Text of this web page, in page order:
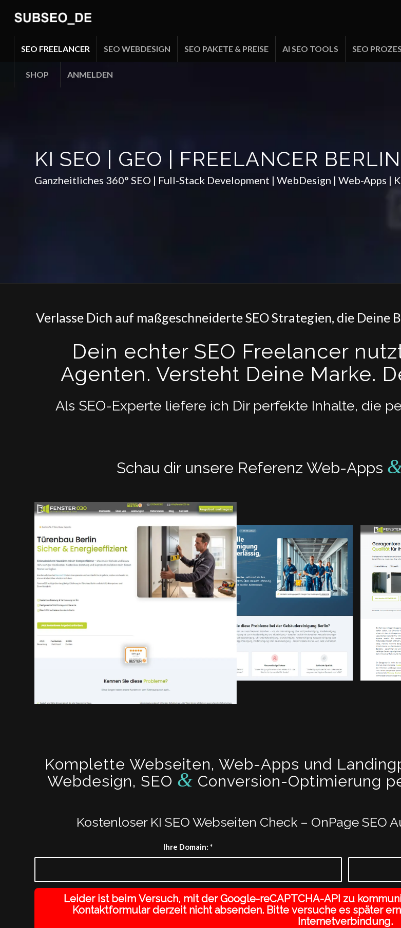
SEO FREELANCER SEO WEBDESIGN SEO PAKETE & PREISE AI SEO TOOLS SEO
SHOP ANMELDEN
KI SEO | GEO | FREELANCER
Ganzheitliches 360° SEO | Full-Stack Development | WebDesign | Web-Apps |
Verlasse Dich auf maßgeschneiderte SEO Strategien, die
Dein echter SEO Freelancer
Agenten. Versteht Deine Marke.
Als SEO-Experte liefere ich Dir perfekte Inhalte, die
Schau dir unsere Referenz Web-Apps
Komplette Webseiten, Web-Apps und
Webdesign, SEO & Conversion-Optimierung
Kostenloser KI SEO Webseiten Check – OnPage SEO
Ihre Domain:*
Leider ist beim Versuch, mit der Google-reCAPTCHA-API zu
Kontaktformular derzeit nicht absenden. Bitte versuche es später
Internetverbindung.